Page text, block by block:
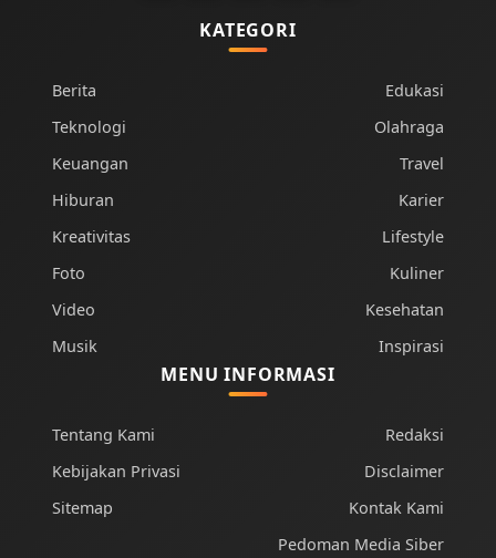
KATEGORI
Berita
Teknologi
Keuangan
Hiburan
Kreativitas
Foto
Video
Musik
Edukasi
Olahraga
Travel
Karier
Lifestyle
Kuliner
Kesehatan
Inspirasi
MENU INFORMASI
Tentang Kami
Kebijakan Privasi
Sitemap
Redaksi
Disclaimer
Kontak Kami
Pedoman Media Siber